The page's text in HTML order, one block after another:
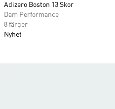
Adizero Boston 13 Skor
Dam Performance
8 färger
Nyhet